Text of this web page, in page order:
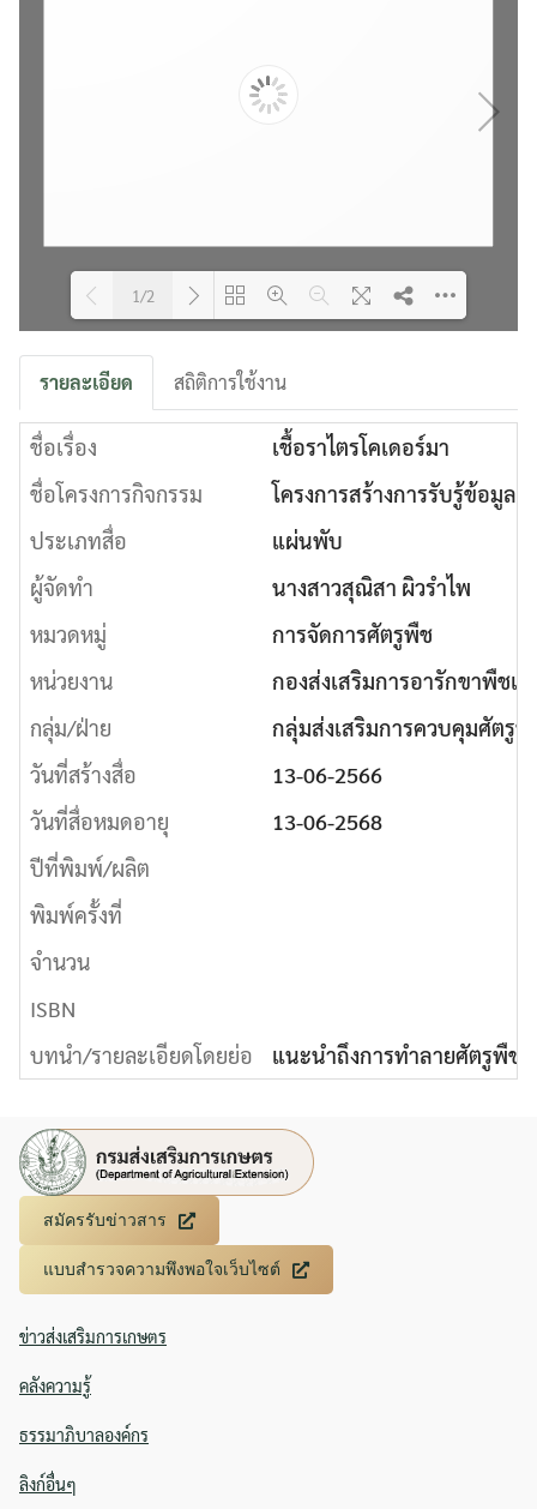
Search
for:
Search
Please wait while flipbook is
FAQs and issues please refer to
DearFlip WordPress Flipbook
DearFlip: Loading PDF 6% ...
1/2
รายละเอียด สถิติการใช้งาน
ชื่อเรื่อง
เชื้อราไตรโคเดอร์มา
ชื่อโครงการกิจกรรม
โครงการสร้างการรับรู้ข้อมูล
ประเภทสื่อ
แผ่นพับ
ผู้จัดทำ
นางสาวสุณิสา ผิวรำไพ
หมวดหมู่
การจัดการศัตรูพืช
หน่วยงาน
กองส่งเสริมการอารักขาพืชแ
กลุ่ม/ฝ่าย
กลุ่มส่งเสริมการควบคุมศัตรูพื
วันที่สร้างสื่อ
13-06-2566
วันที่สื่อหมดอายุ
13-06-2568
ปีที่พิมพ์/ผลิต
พิมพ์ครั้งที่
จำนวน
ISBN
บทนำ/รายละเอียดโดยย่อ
แนะนำถึงการทำลายศัตรูพืชข
สมัครรับข่าวสาร
แบบสำรวจความพึงพอใจเว็บไซต์
ข่าวส่งเสริมการเกษตร
คลังความรู้
ธรรมาภิบาลองค์กร
ลิงก์อื่นๆ